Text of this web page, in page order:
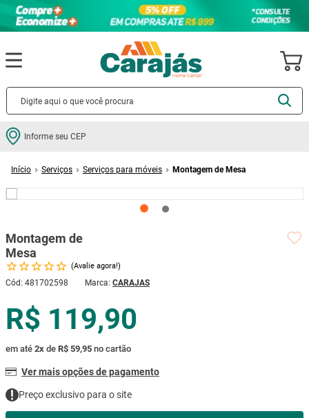
Informe seu CEP
Serviços Serviços para móveis Montagem de Mesa
Montagem de
Mesa
Avalie agora!
Cód: 481702598 CARAJAS
R$ 119,90
em até 2x de R$ 59,95 no cartão
Ver mais opções de pagamento
Preço exclusivo para o site
Termos mais buscados
2º porcelanato
5 º porta
6º vaso sanitário
7º tinta
9 º mesa
10º ar condicionado